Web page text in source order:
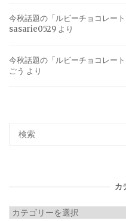
今秋話題の「ルビーチョコレー
sasarie0529 より
今秋話題の「ルビーチョコレー
ごう より
カ
カ